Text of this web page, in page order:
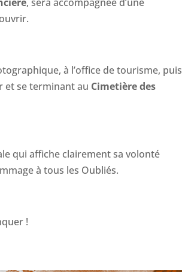
à l’office de tourisme, puis
et se terminant au Cimetière des
qui affiche clairement sa volonté
à tous les Oubliés.
!